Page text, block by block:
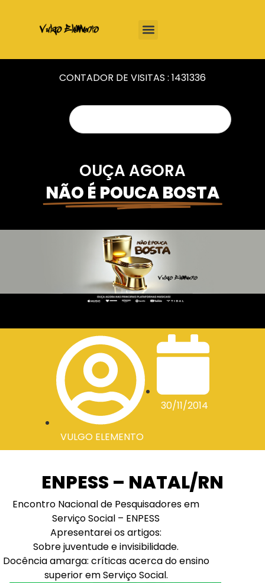
CONTADOR DE VISITAS : 1431336
OUÇA AGORA
NÃO É POUCA BOSTA
VULGO ELEMENTO
30/11/2014
ENPESS – NATAL/RN
Encontro Nacional de Pesquisadores em
Serviço Social – ENPESS
Apresentarei os artigos:
Sobre juventude e invisibilidade.
Docência amarga: críticas acerca do ensino
superior em Serviço Social.